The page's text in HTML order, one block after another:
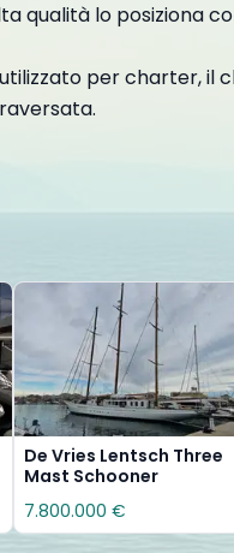
qualità lo posiziona
per charter, il
De Vries Lentsch Three
Mast Schooner
7.800.000 €